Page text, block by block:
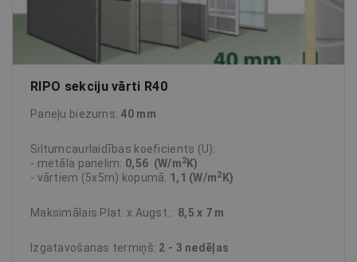
RIPO sekciju vārti R40
Paneļu biezums: 40 mm
Siltumcaurlaidības koeficients (U):
- metāla panelim: 0,56 (W/m2 K)
- vārtiem (5x5m) kopumā: 1,1 (W/m2 K)
Maksimālais Plat. x Augst.: 8,5 x 7 m
Izgatavošanas termiņš: 2 - 3 nedēļas